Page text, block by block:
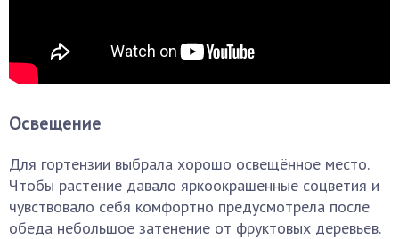
Освещение
Для гортензии выбрала хорошо освещённое место.
Чтобы растение давало яркоокрашенные соцветия и
чувствовало себя комфортно предусмотрела после
обеда небольшое затенение от фруктовых деревьев.